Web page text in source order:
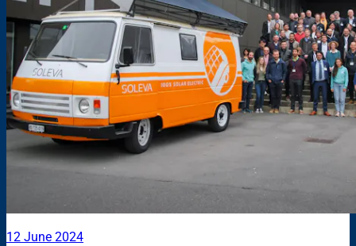
12 June 2024